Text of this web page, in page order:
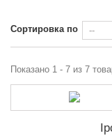
Сортировка по
Показано 1 - 7 из 7